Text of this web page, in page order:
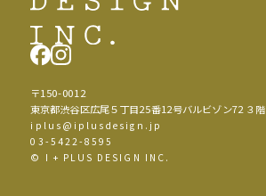
〒150-0012
東京都渋谷区広尾５丁目25番12号バルビゾン72 ３階
iplus@iplusdesign.jp
03-5422-8595
© I + PLUS DESIGN INC.